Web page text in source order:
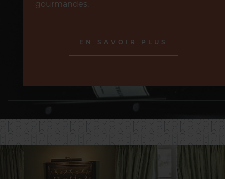
gourmandes.
EN SAVOIR PLUS